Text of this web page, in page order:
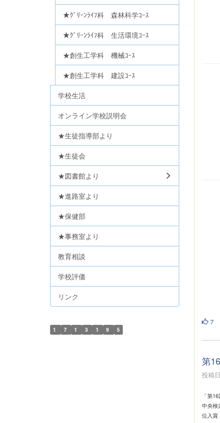
7
第
投稿
「第
中央検
位入賞
★ｸﾞﾘｰﾝﾗｲﾌ科 森林科学ｺｰｽ
★ｸﾞﾘｰﾝﾗｲﾌ科 生活環境ｺｰｽ
★創生工学科 機械ｺｰｽ
★創生工学科 建設ｺｰｽ
学校生活
オンライン学校説明会
★生徒指導部より
★生徒会
★図書館より
★進路室より
★保健部
★事務室より
教育相談
学校評価
リンク
1 7 1 3 1 9 5